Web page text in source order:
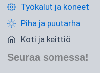
Työkalut ja koneet
Piha ja puutarha
Koti ja keittiö
Seuraa somessa!